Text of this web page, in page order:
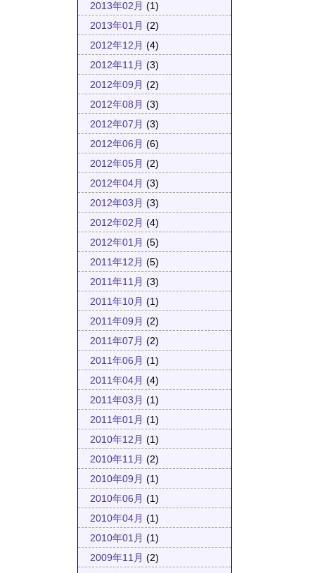
2013年02月 (1)
2013年01月 (2)
2012年12月 (4)
2012年11月 (3)
2012年09月 (2)
2012年08月 (3)
2012年07月 (3)
2012年06月 (6)
2012年05月 (2)
2012年04月 (3)
2012年03月 (3)
2012年02月 (4)
2012年01月 (5)
2011年12月 (5)
2011年11月 (3)
2011年10月 (1)
2011年09月 (2)
2011年07月 (2)
2011年06月 (1)
2011年04月 (4)
2011年03月 (1)
2011年01月 (1)
2010年12月 (1)
2010年11月 (2)
2010年09月 (1)
2010年06月 (1)
2010年04月 (1)
2010年01月 (1)
2009年11月 (2)